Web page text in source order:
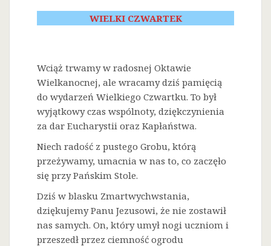
WIELKI CZWARTEK
Wciąż trwamy w radosnej Oktawie
Wielkanocnej, ale wracamy dziś pamięcią
do wydarzeń Wielkiego Czwartku. To był
wyjątkowy czas wspólnoty, dziękczynienia
za dar Eucharystii oraz Kapłaństwa.
Niech radość z pustego Grobu, którą
przeżywamy, umacnia w nas to, co zaczęło
się przy Pańskim Stole.
Dziś w blasku Zmartwychwstania,
dziękujemy Panu Jezusowi, że nie zostawił
nas samych. On, który umył nogi uczniom i
przeszedł przez ciemność ogrodu